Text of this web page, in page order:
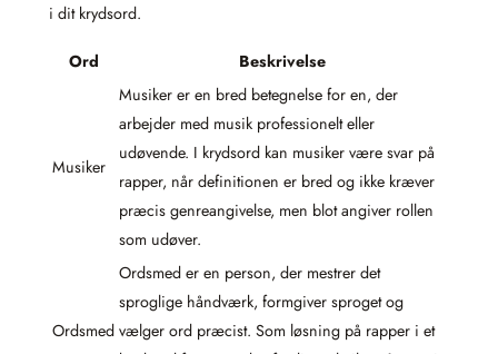
i dit krydsord.
Ord Beskrivelse
Musiker
Musiker er en bred betegnelse for en, der
arbejder med musik professionelt eller
udøvende. I krydsord kan musiker være svar på
rapper, når definitionen er bred og ikke kræver
præcis genreangivelse, men blot angiver rollen
som udøver.
Ordsmed
Ordsmed er en person, der mestrer det
sproglige håndværk, formgiver sproget og
vælger ord præcist. Som løsning på rapper i et